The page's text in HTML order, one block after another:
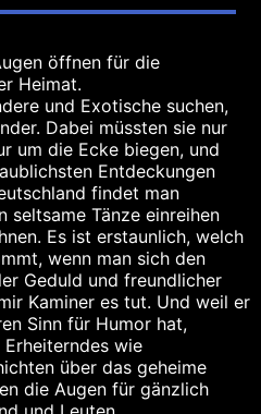
öffnen für die
Heimat.
und Exotische suchen,
Dabei müssten sie nur
um die Ecke biegen, und
Entdeckungen
findet man
seltsame Tänze einreihen
Es ist erstaunlich, welch
wenn man sich den
Geduld und freundlicher
Kaminer es tut. Und weil er
Sinn für Humor hat,
wie
über das geheime
die Augen für gänzlich